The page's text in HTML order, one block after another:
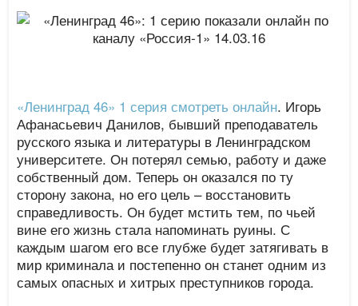
«Ленинград 46» 1 серия смотреть онлайн. Игорь
Афанасьевич Данилов, бывший преподаватель
русского языка и литературы в Ленинградском
университете. Он потерял семью, работу и даже
собственный дом. Теперь он оказался по ту
сторону закона, но его цель – восстановить
справедливость. Он будет мстить тем, по чьей
вине его жизнь стала напоминать руины. С
каждым шагом его все глубже будет затягивать в
мир криминала и постепенно он станет одним из
самых опасных и хитрых преступников города.